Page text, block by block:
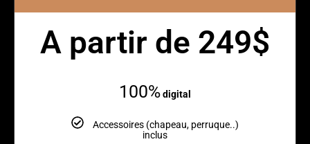
A partir de 249$
100%digital
Accessoires (chapeau, perruque..)
inclus